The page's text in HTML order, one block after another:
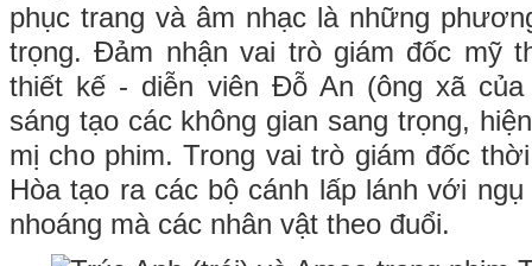
phục trang và âm nhạc là những
trọng. Đảm nhận vai trò giám đốc mỹ
thiết kế - diễn viên Đỗ An (ông xã
sáng tạo các không gian sang trọng,
mị cho phim. Trong vai trò giám đốc
Hòa tạo ra các bộ cánh lấp lánh với
nhoáng mà các nhân vật theo đuổi.